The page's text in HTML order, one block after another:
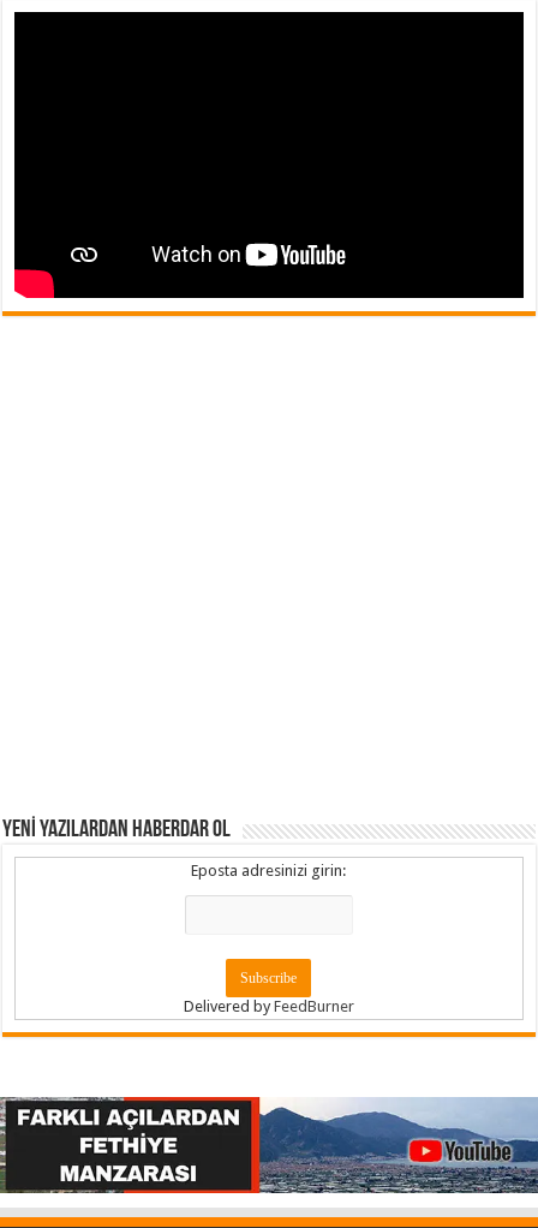
YENİ YAZILARDAN HABERDAR OL
Eposta adresinizi girin:
Delivered byFeedBurner